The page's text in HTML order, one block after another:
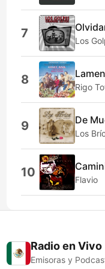
7 Los
8 Rigo
9 De
Los
10 Flavio
Radio en Vivo
Emisoras y